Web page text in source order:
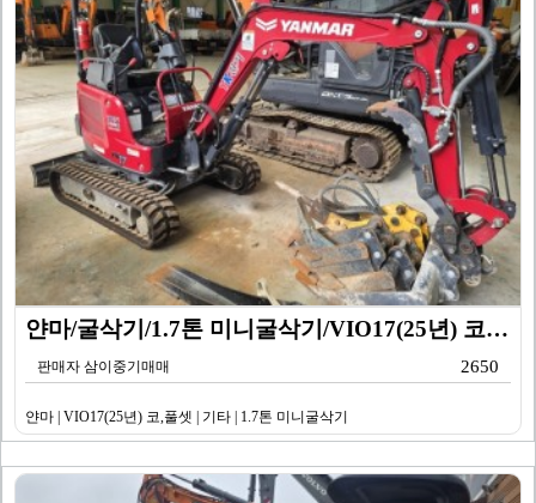
얀마/굴삭기/1.7톤 미니굴삭기/VIO17(25년) 코…
판매자 삼이중기매매 2650
얀마 | VIO17(25년) 코,풀셋 | 기타 | 1.7톤 미니굴삭기